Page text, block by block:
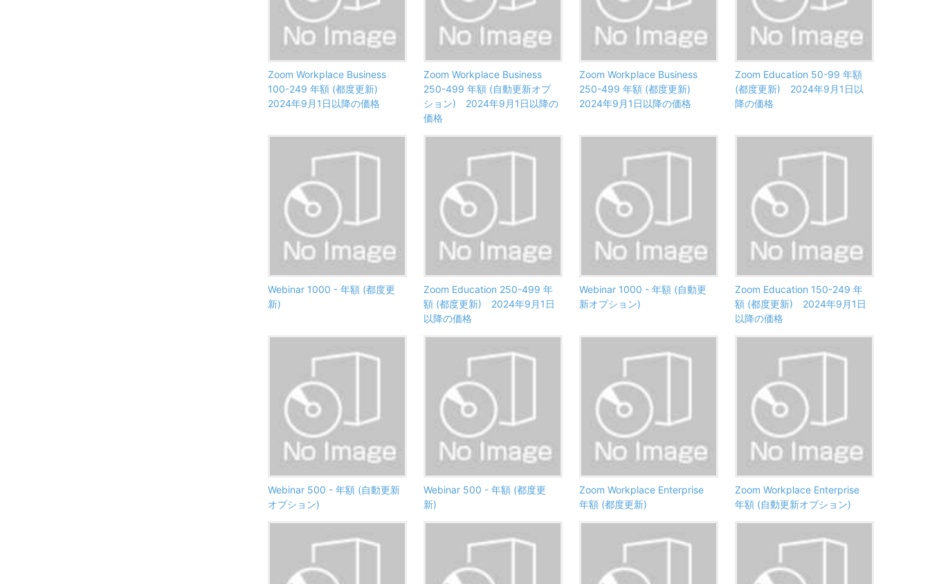
Zoom Workplace Business
100-249 年額 (都度更新)
2024年9月1日以降の価格
Zoom Workplace Business
250-499 年額 (自動更新オプ
ション) 2024年9月1日以降の
価格
Zoom Workplace Business
250-499 年額 (都度更新)
2024年9月1日以降の価格
Zoom Education 50-99 年額
(都度更新) 2024年9月1日以
降の価格
Webinar 1000 - 年額 (都度更
新)
Zoom Education 250-499 年
額 (都度更新) 2024年9月1日
以降の価格
Webinar 1000 - 年額 (自動更
新オプション)
Zoom Education 150-249 年
額 (都度更新) 2024年9月1日
以降の価格
Webinar 500 - 年額 (自動更新
オプション)
Webinar 500 - 年額 (都度更
新)
Zoom Workplace Enterprise
年額 (都度更新)
Zoom Workplace Enterprise
年額 (自動更新オプション)